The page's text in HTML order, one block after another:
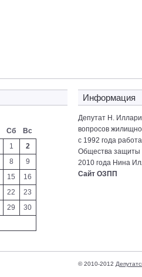
Сб Вс
1
2
8
9
15
16
22
23
29
30
Информация
Депутат Н.
вопросов
с 1992 года
Общества защиты
2010 года Нина
Сайт ОЗПП
© 2010-2012